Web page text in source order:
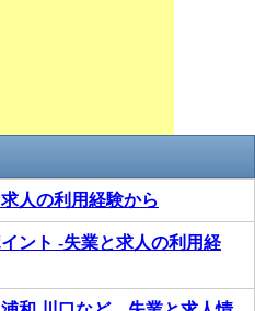
人の利用経験から
ント -失業と求人の利用経